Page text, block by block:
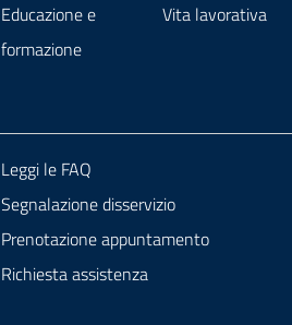
Educazione e
formazione
Vita lavorativa
Leggi le FAQ
Segnalazione disservizio
Prenotazione appuntamento
Richiesta assistenza